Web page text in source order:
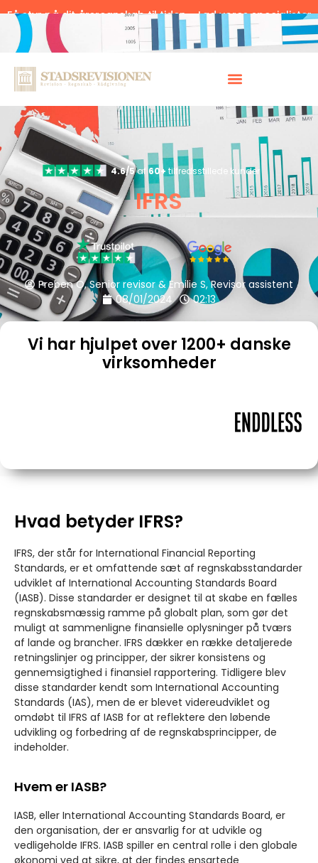
Få styr på dit årsregnskab til tiden – Lad vores specialister
hjælpe. Klik her.
4.6/5af60+ tilfredsstillede kunder
IFRS
Preben O, Senior revisor & Emilie S, Revisor assistent
08/01/2024
02:13
Vi har hjulpet over 1200+ danske
virksomheder
Hvad betyder IFRS?
IFRS, der står for International Financial Reporting
Standards, er et omfattende sæt af regnskabsstandarder
udviklet af International Accounting Standards Board
(IASB). Disse standarder er designet til at skabe en fælles
regnskabsmæssig ramme på globalt plan, som gør det
muligt at sammenligne finansielle oplysninger på tværs
af lande og brancher. IFRS dækker en række detaljerede
retningslinjer og principper, der sikrer konsistens og
gennemsigtighed i finansiel rapportering. Tidligere blev
disse standarder kendt som International Accounting
Standards (IAS), men de er blevet videreudviklet og
omdøbt til IFRS af IASB for at reflektere den løbende
udvikling og forbedring af de regnskabsprincipper, de
indeholder.
Hvem er IASB?
IASB, eller International Accounting Standards Board, er
den organisation, der er ansvarlig for at udvikle og
vedligeholde IFRS. IASB spiller en central rolle i den globale